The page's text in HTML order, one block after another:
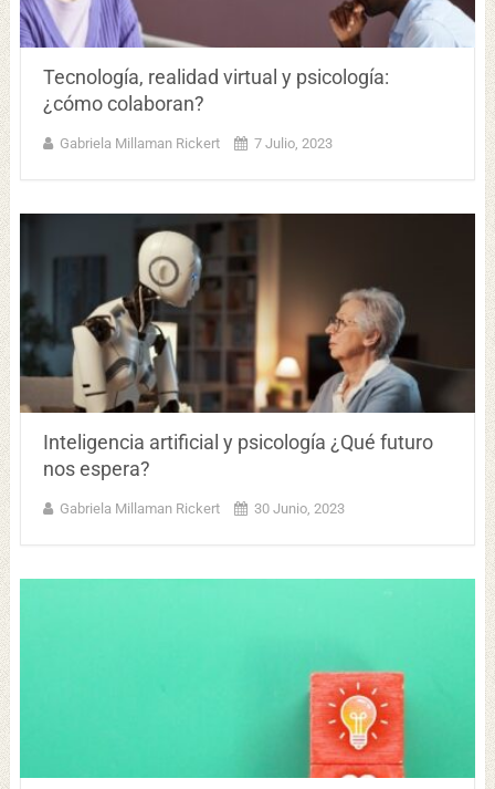
Tecnología, realidad virtual y psicología:
¿cómo colaboran?
Gabriela Millaman Rickert 7 Julio, 2023
Inteligencia artificial y psicología ¿Qué futuro
nos espera?
Gabriela Millaman Rickert 30 Junio, 2023